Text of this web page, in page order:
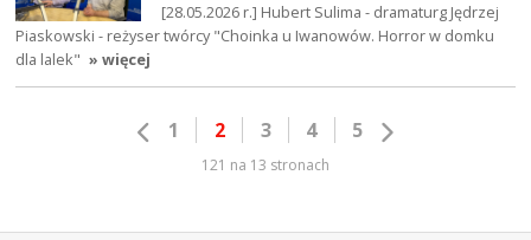
[28.05.2026 r.] Hubert Sulima - dramaturg Jędrzej
Piaskowski - reżyser twórcy "Choinka u Iwanowów. Horror w domku
dla lalek" » więcej
1 2 3 4 5
121 na 13 stronach